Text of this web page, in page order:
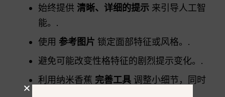
始终提供 清晰、详细的提示 来引导人工智
能。.
使用 参考图片 锁定面部特征或风格。.
避免可能改变性格特征的剧烈提示变化。.
利用纳米香蕉 完善工具 调整小细节，同时